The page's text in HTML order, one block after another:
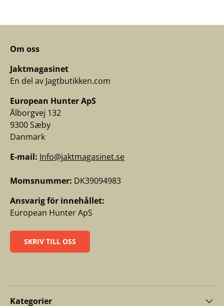
Om oss
Jaktmagasinet
En del av Jagtbutikken.com
European Hunter ApS
Ålborgvej 132
9300 Sæby
Danmark
E-mail: Info@jaktmagasinet.se
Momsnummer: DK39094983
Ansvarig för innehållet:
European Hunter ApS
SKRIV TILL OSS
Kategorier